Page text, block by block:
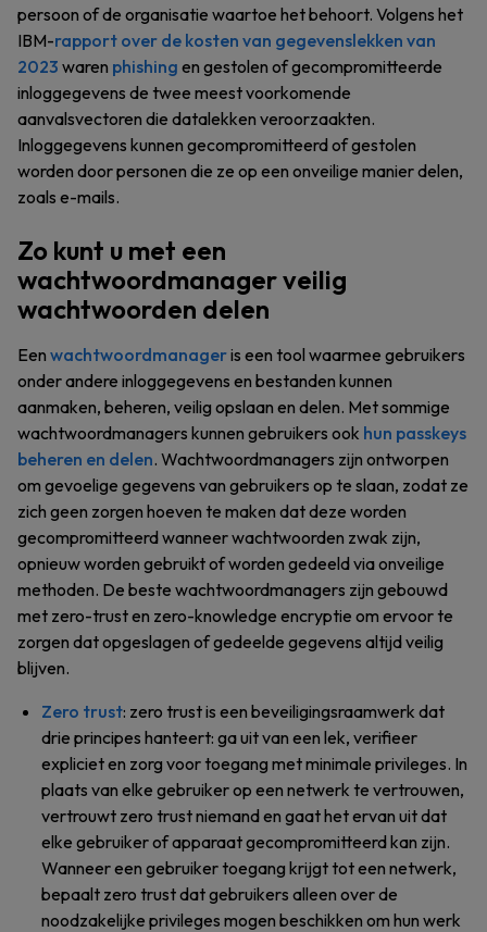
persoon of de organisatie waartoe het behoort. Volgens het
IBM-rapport over de kosten van gegevenslekken van
2023 waren phishing en gestolen of gecompromitteerde
inloggegevens de twee meest voorkomende
aanvalsvectoren die datalekken veroorzaakten.
Inloggegevens kunnen gecompromitteerd of gestolen
worden door personen die ze op een onveilige manier delen,
zoals e-mails.
Zo kunt u met een
wachtwoordmanager veilig
wachtwoorden delen
Een wachtwoordmanageris een tool waarmee gebruikers
onder andere inloggegevens en bestanden kunnen
aanmaken, beheren, veilig opslaan en delen. Met sommige
wachtwoordmanagers kunnen gebruikers ook hun passkeys
beheren en delen. Wachtwoordmanagers zijn ontworpen
om gevoelige gegevens van gebruikers op te slaan, zodat ze
zich geen zorgen hoeven te maken dat deze worden
gecompromitteerd wanneer wachtwoorden zwak zijn,
opnieuw worden gebruikt of worden gedeeld via onveilige
methoden. De beste wachtwoordmanagers zijn gebouwd
met zero-trust en zero-knowledge encryptie om ervoor te
zorgen dat opgeslagen of gedeelde gegevens altijd veilig
blijven.
Zero trust: zero trust is een beveiligingsraamwerk dat
drie principes hanteert: ga uit van een lek, verifieer
expliciet en zorg voor toegang met minimale privileges. In
plaats van elke gebruiker op een netwerk te vertrouwen,
vertrouwt zero trust niemand en gaat het ervan uit dat
elke gebruiker of apparaat gecompromitteerd kan zijn.
Wanneer een gebruiker toegang krijgt tot een netwerk,
bepaalt zero trust dat gebruikers alleen over de
noodzakelijke privileges mogen beschikken om hun werk